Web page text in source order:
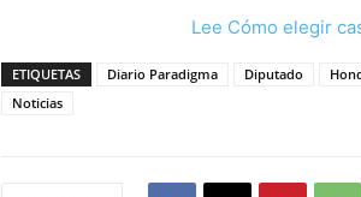
Lee Cómo elegir
ETIQUETAS Diario Paradigma Diputado
Noticias